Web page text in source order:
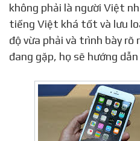
không phải là người Việt
tiếng Việt khá tốt và lưu
độ vừa phải và trình bày rõ
đang gặp, họ sẽ hướng